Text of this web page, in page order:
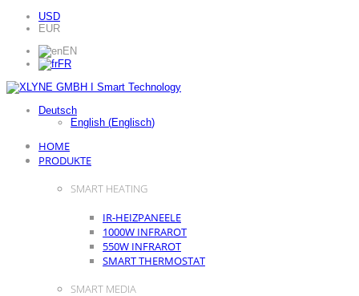
USD
EUR
EN
FR
Deutsch
English (Englisch)
HOME
PRODUKTE
SMART HEATING
IR-HEIZPANEELE
1000W INFRAROT
550W INFRAROT
SMART THERMOSTAT
SMART MEDIA